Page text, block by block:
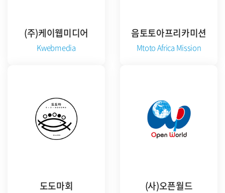
(주)케이웹미디어
Kwebmedia
음토토아프리카미션
Mtoto Africa Mission
도도마회 (사)오픈월드